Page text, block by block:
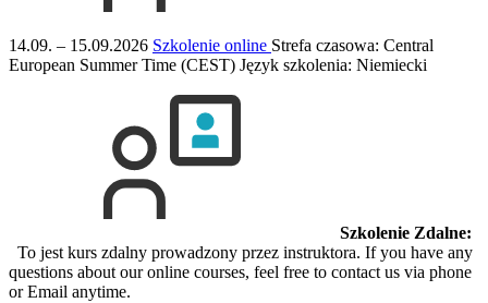
14.09. – 15.09.2026 Szkolenie online Strefa czasowa: Central
European Summer Time (CEST) Język szkolenia: Niemiecki
Szkolenie Zdalne:
To jest kurs zdalny prowadzony przez instruktora. If you have any
questions about our online courses, feel free to contact us via phone
or Email anytime.